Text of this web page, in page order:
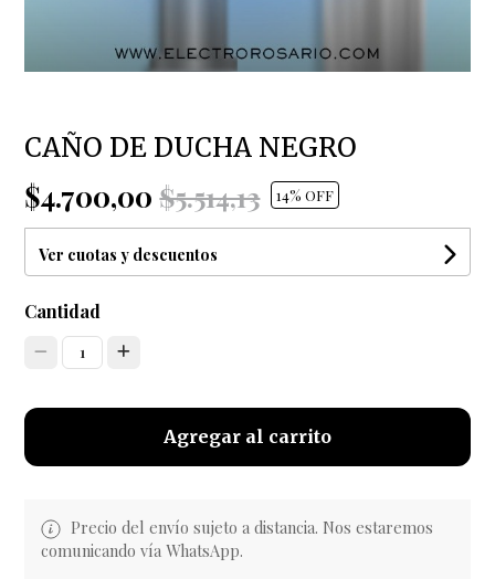
CAÑO DE DUCHA NEGRO
$4.700,00$5.514,13 14% OFF
Ver cuotas y descuentos
Cantidad
1
Agregar al carrito
Precio del envío sujeto a distancia. Nos estaremos
comunicando vía WhatsApp.